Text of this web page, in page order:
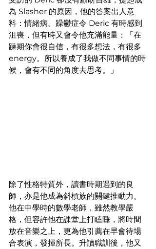
為 Slasher 的原因，他的答案出人意
料：情緒病。躁鬱症令 Deric 有時感到
沮喪，但有時又會令他充滿能量：「在
躁期你會很自信，有很多想法，有很多
energy。所以養成了我做不同事情的時
候，會有不同的角度去思考。」
除了性格特質外，讀書時期遇到的良
師，亦是他成為斜槓族的關鍵推動力。
他在中學時的數學老師，雖然教學嚴
格，但容許他在課堂上打瞌睡，將時間
放在音樂之上，更為他引薦在早會待場
合表演，發揮所長。升讀職訓後，他又